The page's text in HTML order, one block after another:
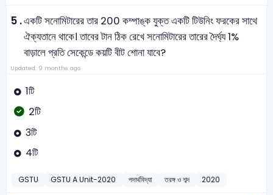
5 .একটি সনোমিটারের তার 200 কম্পাঙ্ক যুক্ত একটি টিউনিং ফরকের সাথে
ঐক্যতানে থাকে। তাবের টান ঠিক রেখে সনোমিটারের তারের দৈর্ঘ্য 1%
বাড়ালে প্রতি সেকেন্ডে কয়টি বীট শোনা যাবে?
Updated: 9 months ago
1টি
2টি
3টি
4টি
GSTU GSTU A Unit-2020 পদার্থবিদ্যা তরঙ্গ ও শব্দ 2020